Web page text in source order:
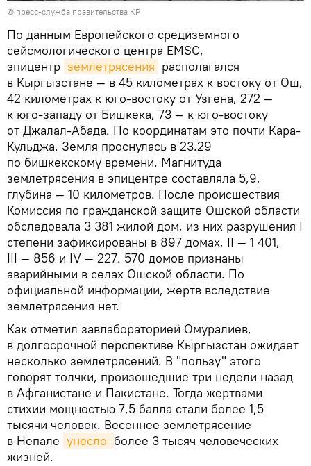
© пресс-служба правительства КР
По данным Европейского средиземного
сейсмологического центра EMSC,
эпицентр землетрясения располагался
в Кыргызстане — в 45 километрах к востоку от Ош,
42 километрах к юго-востоку от Узгена, 272 —
к юго-западу от Бишкека, 73 — к юго-востоку
от Джалал-Абада. По координатам это почти Кара-
Кульджа. Земля проснулась в 23.29
по бишкекскому времени. Магнитуда
землетрясения в эпицентре составляла 5,9,
глубина — 10 километров. После происшествия
Комиссия по гражданской защите Ошской области
обследовала 3 381 жилой дом, из них разрушения I
степени зафиксированы в 897 домах, II — 1 401,
III — 856 и IV — 227. 570 домов признаны
аварийными в селах Ошской области. По
официальной информации, жертв вследствие
землетрясения нет.
Как отметил завлабораторией Омуралиев,
в долгосрочной перспективе Кыргызстан ожидает
несколько землетрясений. В "пользу" этого
говорят толчки, произошедшие три недели назад
в Афганистане и Пакистане. Тогда жертвами
стихии мощностью 7,5 балла стали более 1,5
тысячи человек. Весеннее землетрясение
в Непале унесло более 3 тысяч человеческих
жизней.